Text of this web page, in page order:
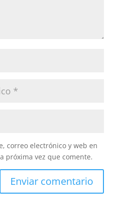
correo electrónico y web en
próxima vez que comente.